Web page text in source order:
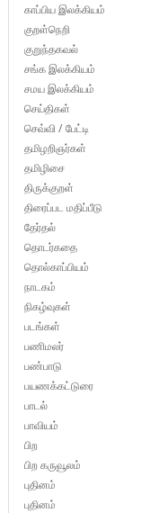
காப்பிய இலக்கியம்
குறள்நெறி
குறுந்தகவல்
சங்க இலக்கியம்
சமய இலக்கியம்
செய்திகள்
செவ்வி / பேட்டி
தமிழறிஞர்கள்
தமிழிசை
திருக்குறள்
திரைப்பட மதிப்பீடு
தேர்தல்
தொடர்கதை
தொல்காப்பியம்
நாடகம்
நிகழ்வுகள்
படங்கள்
பணிமலர்
பண்பாடு
பயணக்கட்டுரை
பாடல்
பாவியம்
பிற
பிற கருவூலம்
புதினம்
புதினம்